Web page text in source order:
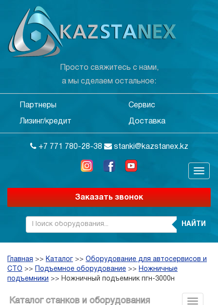
Просто свяжитесь с нами,
а мы сделаем остальное:
Партнеры Сервис
Лизинг/кредит Доставка
+7 771 780-28-38 stanki@kazstanex.kz
Заказать звонок
НАЙТИ
Главная >> Каталог >> Оборудование для автосервисов и
СТО >> Подъемное оборудование >> Ножничные
подъемники >> Ножничный подъемник пгн-3000н
Каталог станков и оборудования